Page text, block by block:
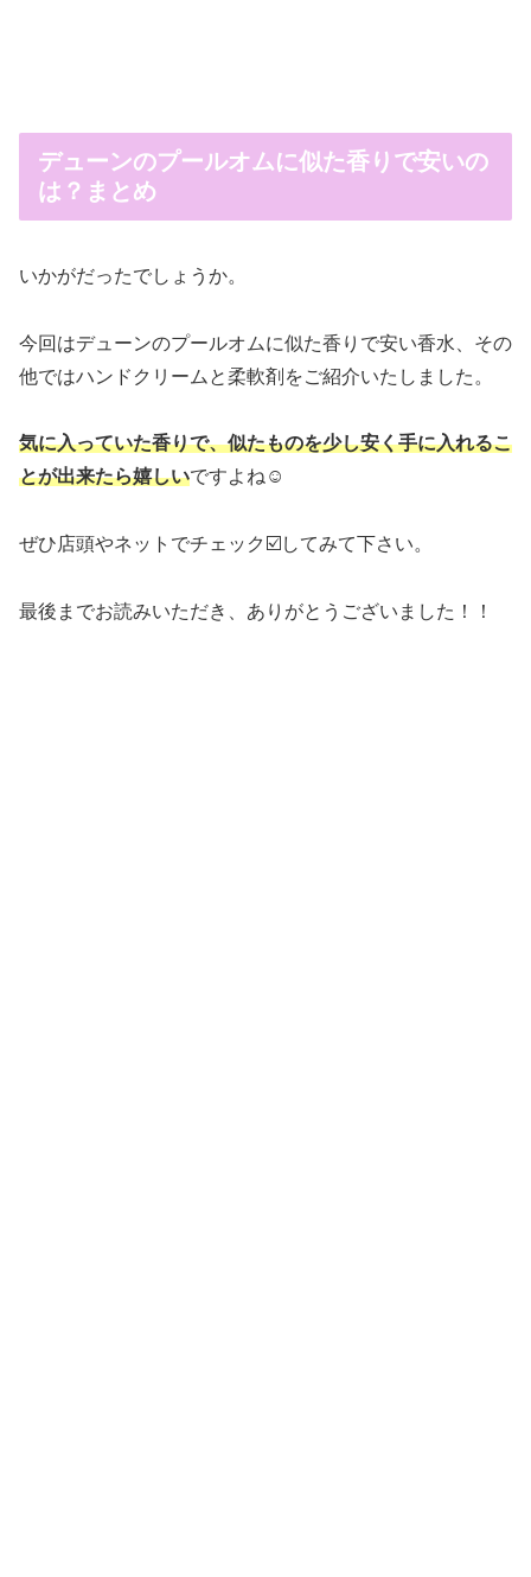
デューンのプールオムに似た香りで安いの
は？まとめ
いかがだったでしょうか。
今回はデューンのプールオムに似た香りで安い香水、その
他ではハンドクリームと柔軟剤をご紹介いたしました。
気に入っていた香りで、似たものを少し安く手に入れるこ
とが出来たら嬉しいですよね☺️
ぜひ店頭やネットでチェック☑️してみて下さい。
最後までお読みいただき、ありがとうございました！！